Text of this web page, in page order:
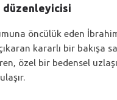
öncülük eden
kararlı bir bakışa
özel bir bedensel